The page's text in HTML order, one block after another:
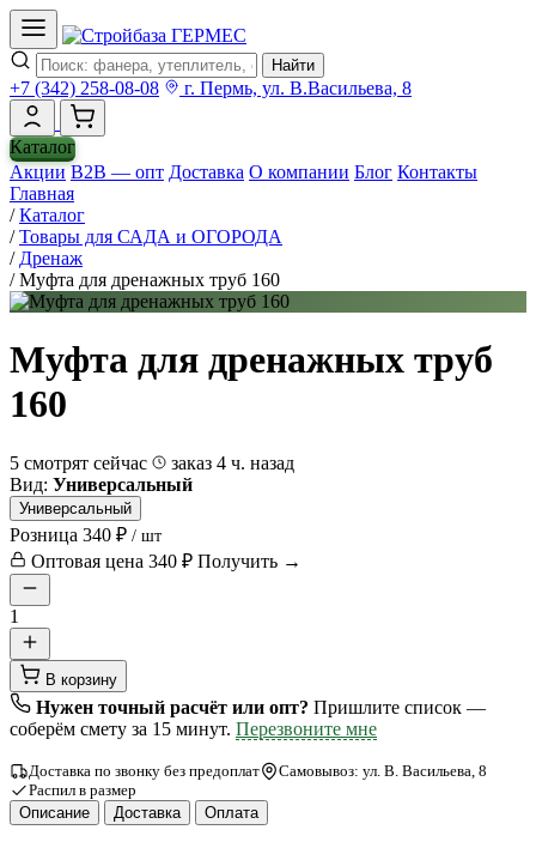
Найти
+7 (342) 258-08-08 г. Пермь, ул. В.Васильева, 8
Каталог
Акции B2B — опт Доставка О компании Блог Контакты
Главная
/ Каталог
/ Товары для САДА и ОГОРОДА
/ Дренаж
/ Муфта для дренажных труб 160
Муфта для дренажных труб
160
5 смотрят сейчас
заказ 4 ч. назад
Вид: Универсальный
Универсальный
Розница 340 ₽ / шт
Оптовая цена 340 ₽ Получить →
1
В корзину
Нужен точный расчёт или опт? Пришлите список —
соберём смету за 15 минут. Перезвоните мне
Доставка по звонку без предоплат
Самовывоз: ул. В. Васильева, 8
Распил в размер
Описание
Доставка Оплата